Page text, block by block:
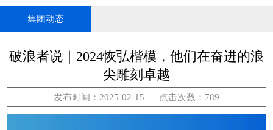
旗下子公司
集团动态
破浪者说｜2024恢弘楷模，他们在奋进的浪
尖雕刻卓越
发布时间：2025-02-15 点击次数：789